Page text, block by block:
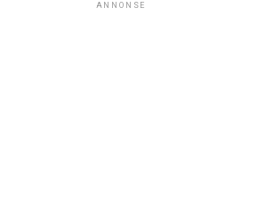
ANNONSE